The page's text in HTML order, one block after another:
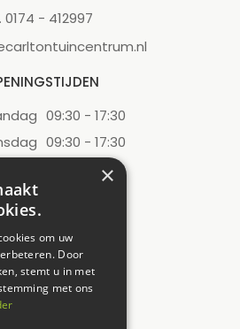
0174 - 412997
09:30 - 17:30
09:30 - 17:30
09:30 - 17:30
09:00 - 17:00
12:00 - 17:00
×
om uw
Door
stemt u in met
met ons